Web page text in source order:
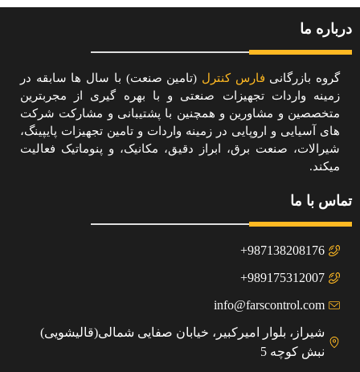
درباره ما
گروه بازرگانی فارس کنترل (تامین صنعت) با سال ها سابقه در
زمینه واردات تجهیزات صنعتی و با بهره گیری از مجربترین
متخصصین و مشاورین و همچنین با پشتیبانی و مشارکت شرکت
های آسیایی و اروپایی در زمینه واردات و تامین تجهیزات پایپینگ،
شیرالات، صنعت برق، ابراز دقیق، مکانیک، و پنوماتیک فعالیت
میکند.
تماس با ما
987138208176+
989175312007+
info@farscontrol.com
شیراز، بلوار امیرکبیر، خیابان صفایی شمالی(قالیشویی)
نبش کوچه 5